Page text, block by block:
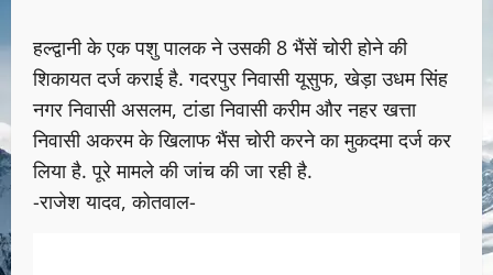
हल्द्वानी के एक पशु पालक ने उसकी 8 भैंसें चोरी होने की
शिकायत दर्ज कराई है. गदरपुर निवासी यूसुफ, खेड़ा उधम सिंह
नगर निवासी असलम, टांडा निवासी करीम और नहर खत्ता
निवासी अकरम के खिलाफ भैंस चोरी करने का मुकदमा दर्ज कर
लिया है. पूरे मामले की जांच की जा रही है.
-राजेश यादव, कोतवाल-